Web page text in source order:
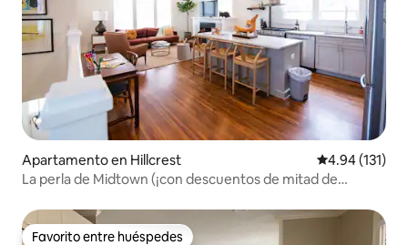
Apartamento en Hillcrest Calificación
4.94 (131)
La perla de Midtown (¡con descuentos de mitad de
Favorito entre huéspedes